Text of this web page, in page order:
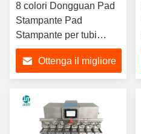
8 colori Dongguan Pad
Stampante Pad
Stampante per tubi
medici Abbigliamento T-
shirt T-shirt T-shirt matita
tessuto Cubo
Ottenga il migliore